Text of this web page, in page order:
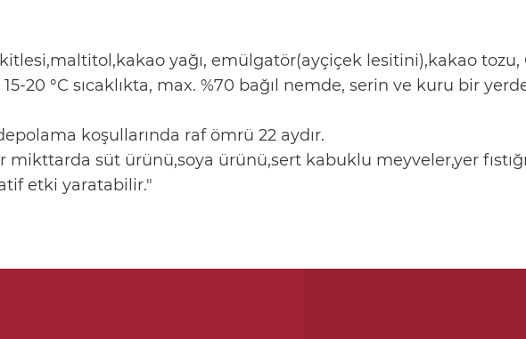
yağı, emülgatör(ayçiçek lesitini),kakao tozu,
15-20 °C sıcaklıkta, max. %70 bağıl nemde, serin ve kuru bir
koşullarında raf ömrü 22 aydır.
mikttarda süt ürünü,soya ürünü,sert kabuklu meyveler,yer
etki yaratabilir."